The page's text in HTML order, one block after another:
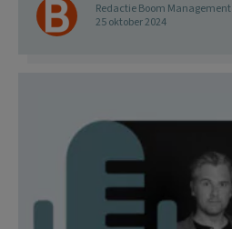
Redactie Boom Management
25 oktober 2024